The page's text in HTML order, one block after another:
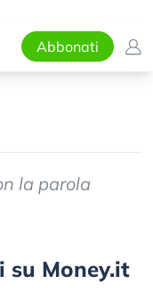
Abbonati
la parola
su Money.it